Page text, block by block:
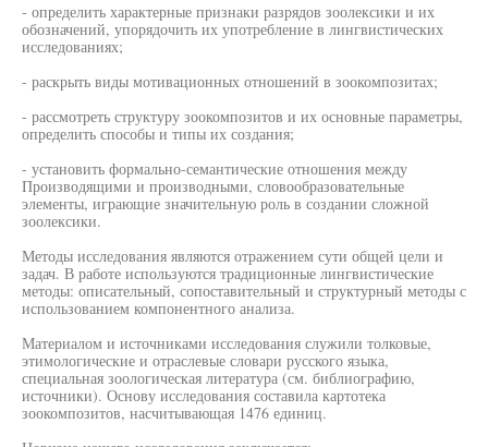
- определить характерные признаки разрядов зоолексики и их
обозначений, упорядочить их употребление в лингвистических
исследованиях;
- раскрыть виды мотивационных отношений в зоокомпозитах;
- рассмотреть структуру зоокомпозитов и их основные параметры,
определить способы и типы их создания;
- установить формально-семантические отношения между
Производящими и производными, словообразовательные
элементы, играющие значительную роль в создании сложной
зоолексики.
Методы исследования являются отражением сути общей цели и
задач. В работе используются традиционные лингвистические
методы: описательный, сопоставительный и структурный методы с
использованием компонентного анализа.
Материалом и источниками исследования служили толковые,
этимологические и отраслевые словари русского языка,
специальная зоологическая литература (см. библиографию,
источники). Основу исследования составила картотека
зоокомпозитов, насчитывающая 1476 единиц.